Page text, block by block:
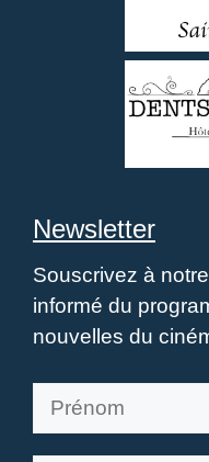
Newsletter
Souscrivez à
informé du
nouvelles du